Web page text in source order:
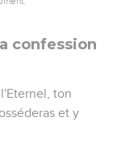
confession
ton
et y